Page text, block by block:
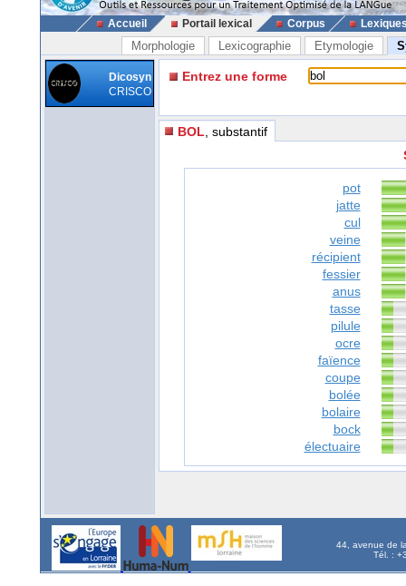
Accueil Portail lexical Corpus
Morphologie Lexicographie Etymologie
Dicosyn
CRISCO
Entrez une forme
BOL , substantif
pot
jatte
cul
veine
récipient
fessier
anus
tasse
pilule
ocre
faïence
coupe
bolée
bolaire
bock
électuaire
44, avenue de
Tél. :